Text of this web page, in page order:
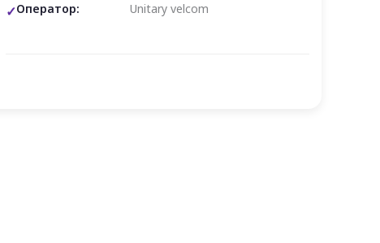
Оператор: Unitary velcom